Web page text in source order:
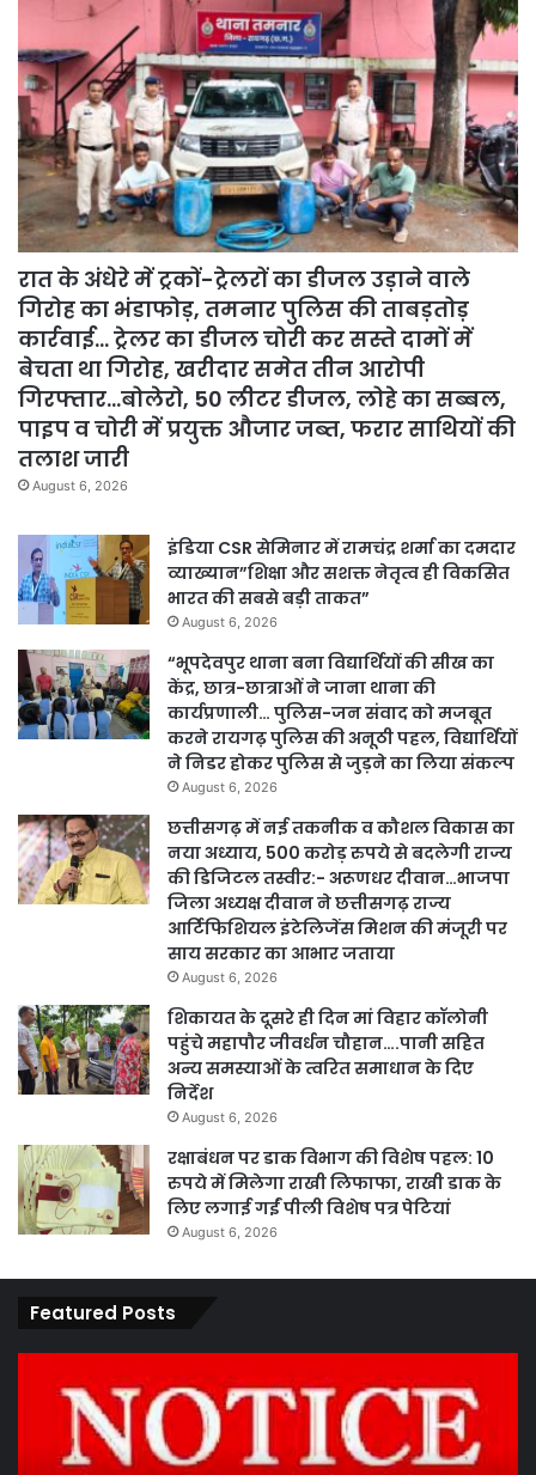
रात के अंधेरे में ट्रकों-ट्रेलरों का डीजल उड़ाने वाले
गिरोह का भंडाफोड़, तमनार पुलिस की ताबड़तोड़
कार्रवाई… ट्रेलर का डीजल चोरी कर सस्ते दामों में
बेचता था गिरोह, खरीदार समेत तीन आरोपी
गिरफ्तार…बोलेरो, 50 लीटर डीजल, लोहे का सब्बल,
पाइप व चोरी में प्रयुक्त औजार जब्त, फरार साथियों की
तलाश जारी
August 6, 2026
इंडिया CSR सेमिनार में रामचंद्र शर्मा का दमदार
व्याख्यान”शिक्षा और सशक्त नेतृत्व ही विकसित
भारत की सबसे बड़ी ताकत”
August 6, 2026
“भूपदेवपुर थाना बना विद्यार्थियों की सीख का
केंद्र, छात्र-छात्राओं ने जाना थाना की
कार्यप्रणाली… पुलिस-जन संवाद को मजबूत
करने रायगढ़ पुलिस की अनूठी पहल, विद्यार्थियों
ने निडर होकर पुलिस से जुड़ने का लिया संकल्प
August 6, 2026
छत्तीसगढ़ में नई तकनीक व कौशल विकास का
नया अध्याय, 500 करोड़ रुपये से बदलेगी राज्य
की डिजिटल तस्वीर:- अरूणधर दीवान…भाजपा
जिला अध्यक्ष दीवान ने छत्तीसगढ़ राज्य
आर्टिफिशियल इंटेलिजेंस मिशन की मंजूरी पर
साय सरकार का आभार जताया
August 6, 2026
शिकायत के दूसरे ही दिन मां विहार कॉलोनी
पहुंचे महापौर जीवर्धन चौहान….पानी सहित
अन्य समस्याओं के त्वरित समाधान के दिए
निर्देश
August 6, 2026
रक्षाबंधन पर डाक विभाग की विशेष पहल: 10
रुपये में मिलेगा राखी लिफाफा, राखी डाक के
लिए लगाई गईं पीली विशेष पत्र पेटियां
August 6, 2026
Featured Posts
ठेकेदार